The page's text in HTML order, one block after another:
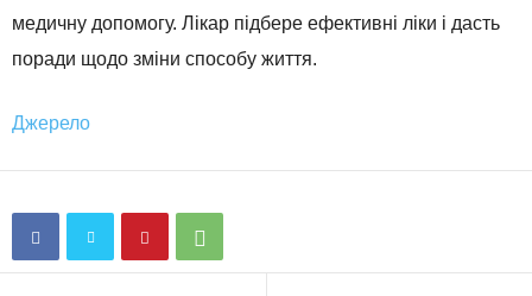
медичну допомогу. Лікар підбере ефективні ліки і дасть
поради щодо зміни способу життя.
Джерело